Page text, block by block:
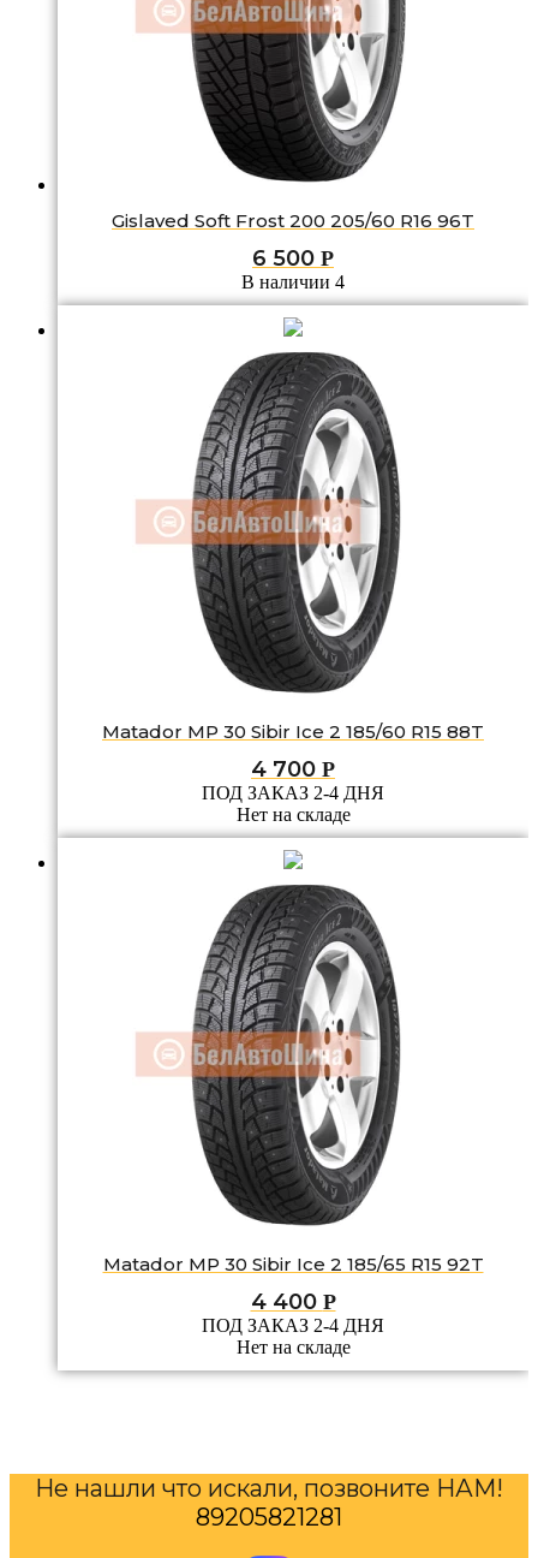
Gislaved Soft Frost 200 205/60 R16 96T
6 500 Р
В наличии 4
Matador MP 30 Sibir Ice 2 185/60 R15 88T
4 700 Р
ПОД ЗАКАЗ 2-4 ДНЯ
Нет на складе
Matador MP 30 Sibir Ice 2 185/65 R15 92T
4 400 Р
ПОД ЗАКАЗ 2-4 ДНЯ
Нет на складе
Не нашли что искали, позвоните НАМ!
89205821281